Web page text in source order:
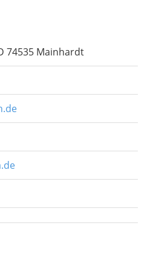
74535 Mainhardt